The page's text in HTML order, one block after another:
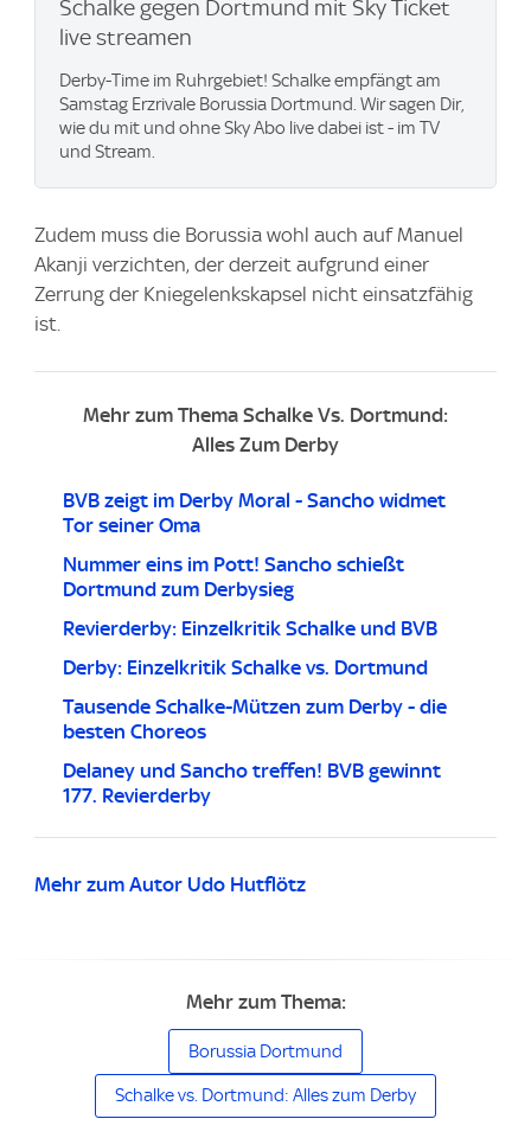
Schalke gegen Dortmund mit Sky Ticket
live streamen
Derby-Time im Ruhrgebiet! Schalke empfängt am
Samstag Erzrivale Borussia Dortmund. Wir sagen Dir,
wie du mit und ohne Sky Abo live dabei ist - im TV
und Stream.
Zudem muss die Borussia wohl auch auf Manuel
Akanji verzichten, der derzeit aufgrund einer
Zerrung der Kniegelenkskapsel nicht einsatzfähig
ist.
Mehr zum Thema Schalke Vs. Dortmund:
Alles Zum Derby
BVB zeigt im Derby Moral - Sancho widmet
Tor seiner Oma
Nummer eins im Pott! Sancho schießt
Dortmund zum Derbysieg
Revierderby: Einzelkritik Schalke und BVB
Derby: Einzelkritik Schalke vs. Dortmund
Tausende Schalke-Mützen zum Derby - die
besten Choreos
Delaney und Sancho treffen! BVB gewinnt
177. Revierderby
Mehr zum Autor Udo Hutflötz
Mehr zum Thema:
Borussia Dortmund
Schalke vs. Dortmund: Alles zum Derby